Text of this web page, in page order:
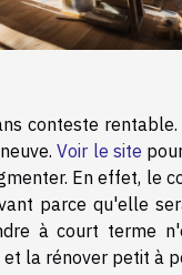
conteste
Voir le site
En effet, le
parce qu'elle
à court terme
la rénover petit à